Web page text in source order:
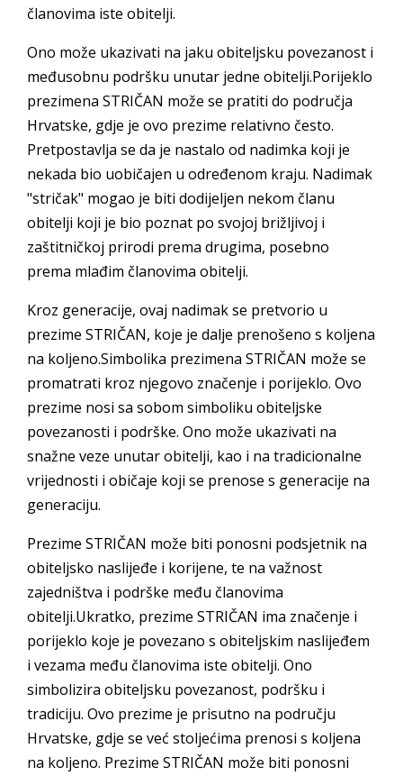
članovima iste obitelji.
Ono može ukazivati na jaku obiteljsku povezanost i
međusobnu podršku unutar jedne obitelji.Porijeklo
prezimena STRIČAN može se pratiti do područja
Hrvatske, gdje je ovo prezime relativno često.
Pretpostavlja se da je nastalo od nadimka koji je
nekada bio uobičajen u određenom kraju. Nadimak
"stričak" mogao je biti dodijeljen nekom članu
obitelji koji je bio poznat po svojoj brižljivoj i
zaštitničkoj prirodi prema drugima, posebno
prema mlađim članovima obitelji.
Kroz generacije, ovaj nadimak se pretvorio u
prezime STRIČAN, koje je dalje prenošeno s koljena
na koljeno.Simbolika prezimena STRIČAN može se
promatrati kroz njegovo značenje i porijeklo. Ovo
prezime nosi sa sobom simboliku obiteljske
povezanosti i podrške. Ono može ukazivati na
snažne veze unutar obitelji, kao i na tradicionalne
vrijednosti i običaje koji se prenose s generacije na
generaciju.
Prezime STRIČAN može biti ponosni podsjetnik na
obiteljsko naslijeđe i korijene, te na važnost
zajedništva i podrške među članovima
obitelji.Ukratko, prezime STRIČAN ima značenje i
porijeklo koje je povezano s obiteljskim naslijeđem
i vezama među članovima iste obitelji. Ono
simbolizira obiteljsku povezanost, podršku i
tradiciju. Ovo prezime je prisutno na području
Hrvatske, gdje se već stoljećima prenosi s koljena
na koljeno. Prezime STRIČAN može biti ponosni